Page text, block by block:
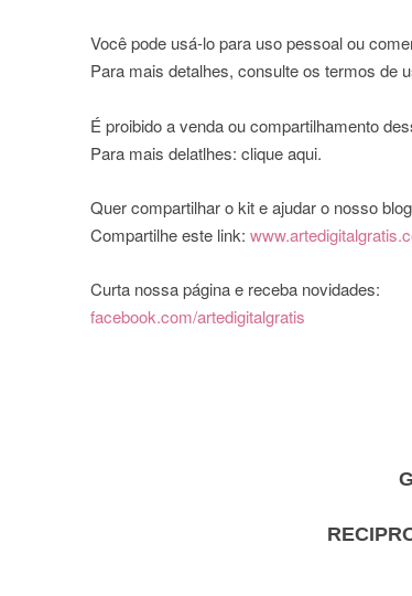
Você pode usá-lo para uso pessoal ou
Para mais detalhes, consulte os termos de
É proibido a venda ou compartilhamento
Para mais delatlhes: clique aqui.
Quer compartilhar o kit e ajudar o nosso
Compartilhe este link:
Curta nossa página e receba novidades:
facebook.com/artedigitalgratis